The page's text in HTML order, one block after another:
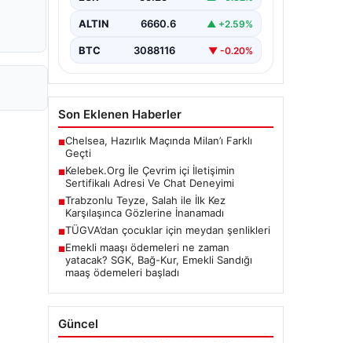
ALTIN 6660.6 ▲ +2.59%
BTC 3088116 ▼ -0.20%
Son Eklenen Haberler
■Chelsea, Hazırlık Maçında Milan’ı Farklı
Geçti
■Kelebek.Org İle Çevrim içi İletişimin
Sertifikalı Adresi Ve Chat Deneyimi
■Trabzonlu Teyze, Salah ile İlk Kez
Karşılaşınca Gözlerine İnanamadı
■TÜGVA’dan çocuklar için meydan şenlikleri
■Emekli maaşı ödemeleri ne zaman
yatacak? SGK, Bağ-Kur, Emekli Sandığı
maaş ödemeleri başladı
Güncel